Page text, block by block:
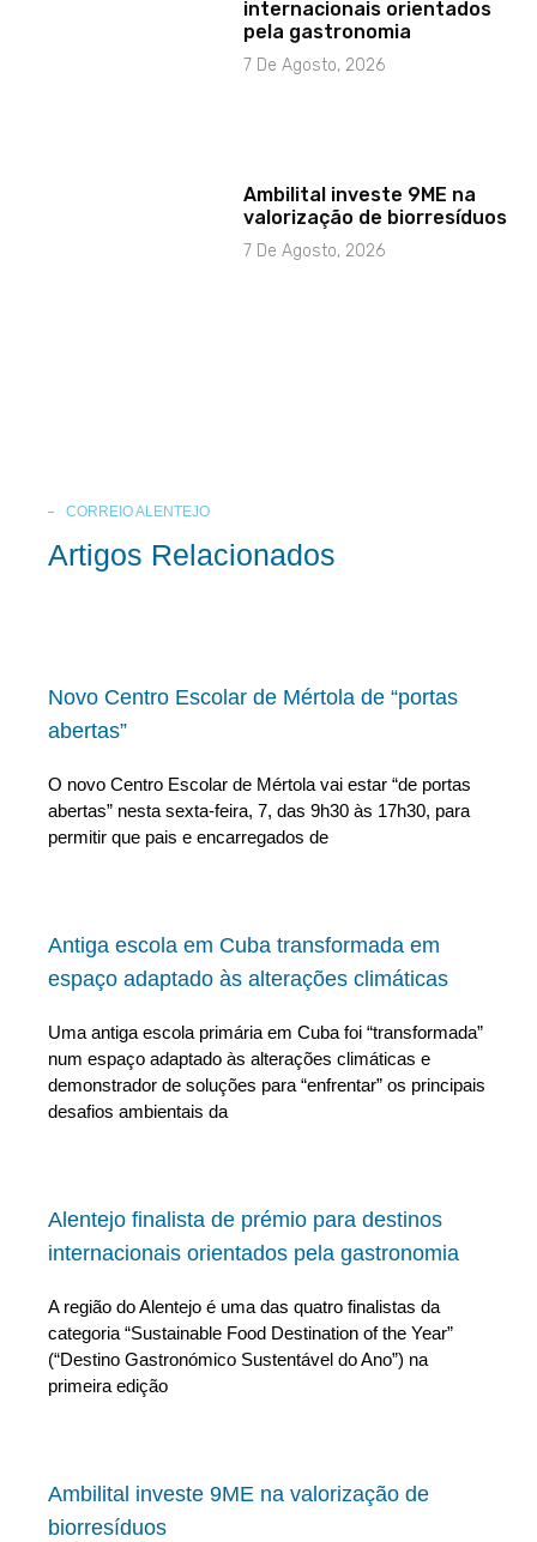
internacionais orientados
pela gastronomia
7 De Agosto, 2026
Ambilital investe 9ME na
valorização de biorresíduos
7 De Agosto, 2026
CORREIO ALENTEJO
Artigos Relacionados
Novo Centro Escolar de Mértola de “portas
abertas”
O novo Centro Escolar de Mértola vai estar “de portas
abertas” nesta sexta-feira, 7, das 9h30 às 17h30, para
permitir que pais e encarregados de
Antiga escola em Cuba transformada em
espaço adaptado às alterações climáticas
Uma antiga escola primária em Cuba foi “transformada”
num espaço adaptado às alterações climáticas e
demonstrador de soluções para “enfrentar” os principais
desafios ambientais da
Alentejo finalista de prémio para destinos
internacionais orientados pela gastronomia
A região do Alentejo é uma das quatro finalistas da
categoria “Sustainable Food Destination of the Year”
(“Destino Gastronómico Sustentável do Ano”) na
primeira edição
Ambilital investe 9ME na valorização de
biorresíduos